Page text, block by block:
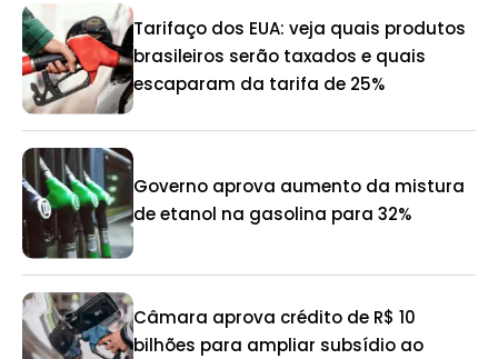
Tarifaço dos EUA: veja quais produtos
brasileiros serão taxados e quais
escaparam da tarifa de 25%
Governo aprova aumento da mistura
de etanol na gasolina para 32%
Câmara aprova crédito de R$ 10
bilhões para ampliar subsídio ao